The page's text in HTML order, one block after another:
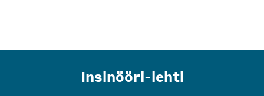
Insinööri-lehti